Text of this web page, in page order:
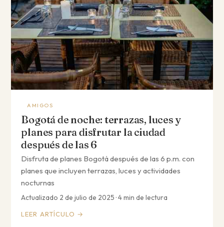
AMIGOS
Bogotá de noche: terrazas, luces y
planes para disfrutar la ciudad
después de las 6
Disfruta de planes Bogotá después de las 6 p.m. con
planes que incluyen terrazas, luces y actividades
nocturnas
Actualizado 2 de julio de 2025 · 4 min de lectura
LEER ARTÍCULO →